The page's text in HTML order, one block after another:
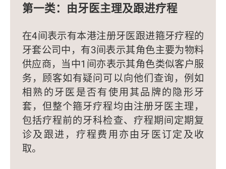
第一类：由牙医主理及跟进疗程
在4间表示有本港注册牙医跟进箍牙疗程的
牙套公司中，有3间表示其角色主要为物料
供应商，当中1间亦表示其角色类似客户服
务，顾客如有疑问可以向他们查询，例如
相熟的牙医是否有使用其品牌的隐形牙
套，但整个箍牙疗程均由注册牙医主理，
包括疗程前的牙科检查、疗程期间定期复
诊及跟进，疗程费用亦由牙医订定及收
取。